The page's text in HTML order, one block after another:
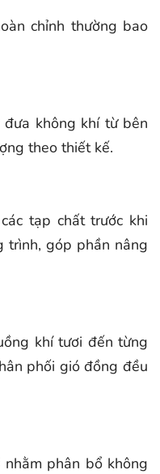
chỉnh thường bao
không khí từ bên
theo thiết kế.
tạp chất trước khi
trình, góp phần nâng
khí tươi đến từng
phối gió đồng đều
phân bổ không